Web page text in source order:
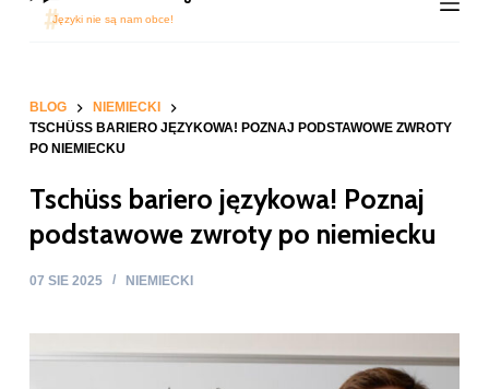
BLOG
NIEMIECKI
TSCHÜSS BARIERO JĘZYKOWA! POZNAJ PODSTAWOWE ZWROTY
PO NIEMIECKU
Tschüss bariero językowa! Poznaj
podstawowe zwroty po niemiecku
07 SIE 2025 NIEMIECKI